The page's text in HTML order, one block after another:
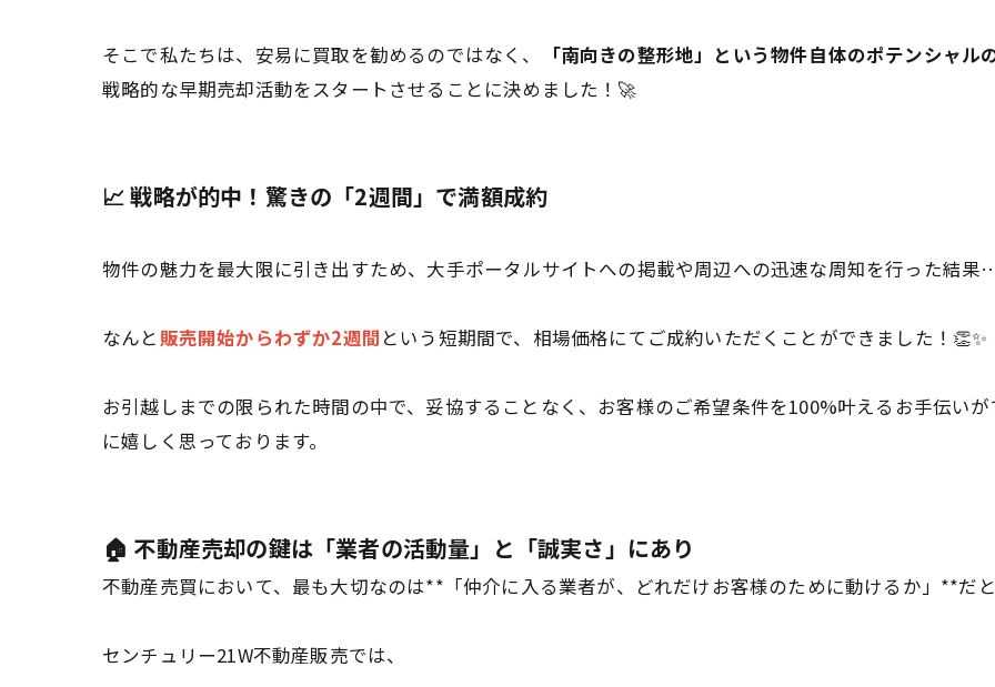
そこで私たちは、安易に買取を勧めるのではなく、 「南向きの整形地」という物件自体のポテンシャル
戦略的な早期売却活動をスタートさせることに決めました！🚀
📈 戦略が的中！驚きの「2週間」で満額成約
物件の魅力を最大限に引き出すため、大手ポータルサイトへの掲載や周辺への迅速な周知を行った結
なんと販売開始からわずか2週間 という短期間で、相場価格にてご成約いただくことができました！👏✨
お引越しまでの限られた時間の中で、妥協することなく、お客様のご希望条件を100%叶えるお手伝い
に嬉しく思っております。
🏠 不動産売却の鍵は「業者の活動量」と「誠実さ」にあり
不動産売買において、最も大切なのは**「仲介に入る業者が、どれだけお客様のために動けるか」**だと
センチュリー21W不動産販売では、